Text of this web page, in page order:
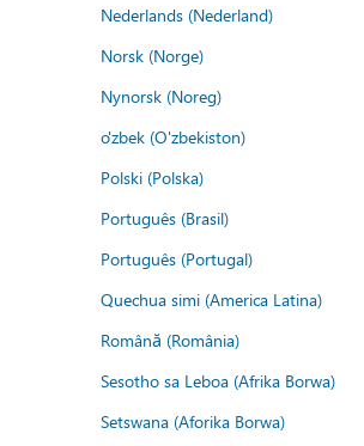
Nederlands (Nederland)
Norsk (Norge)
Nynorsk (Noreg)
o'zbek (O'zbekiston)
Polski (Polska)
Português (Brasil)
Português (Portugal)
Quechua simi (America Latina)
Română (România)
Sesotho sa Leboa (Afrika Borwa)
Setswana (Aforika Borwa)